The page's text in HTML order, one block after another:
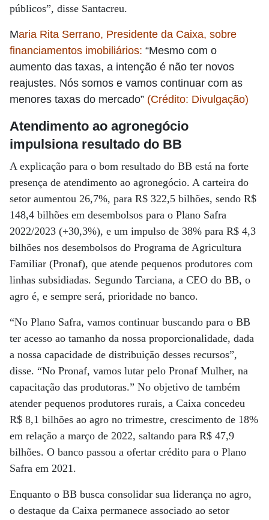
públicos”, disse Santacreu.
Maria Rita Serrano, Presidente da Caixa, sobre
financiamentos imobiliários: “Mesmo com o
aumento das taxas, a intenção é não ter novos
reajustes. Nós somos e vamos continuar com as
menores taxas do mercado” (Crédito: Divulgação)
Atendimento ao agronegócio
impulsiona resultado do BB
A explicação para o bom resultado do BB está na forte
presença de atendimento ao agronegócio. A carteira do
setor aumentou 26,7%, para R$ 322,5 bilhões, sendo R$
148,4 bilhões em desembolsos para o Plano Safra
2022/2023 (+30,3%), e um impulso de 38% para R$ 4,3
bilhões nos desembolsos do Programa de Agricultura
Familiar (Pronaf), que atende pequenos produtores com
linhas subsidiadas. Segundo Tarciana, a CEO do BB, o
agro é, e sempre será, prioridade no banco.
“No Plano Safra, vamos continuar buscando para o BB
ter acesso ao tamanho da nossa proporcionalidade, dada
a nossa capacidade de distribuição desses recursos”,
disse. “No Pronaf, vamos lutar pelo Pronaf Mulher, na
capacitação das produtoras.” No objetivo de também
atender pequenos produtores rurais, a Caixa concedeu
R$ 8,1 bilhões ao agro no trimestre, crescimento de 18%
em relação a março de 2022, saltando para R$ 47,9
bilhões. O banco passou a ofertar crédito para o Plano
Safra em 2021.
Enquanto o BB busca consolidar sua liderança no agro,
o destaque da Caixa permanece associado ao setor